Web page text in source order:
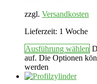
zzgl. Versandkosten
Lieferzeit: 1 Woche
Ausführung wählen
auf. Die Optionen
werden